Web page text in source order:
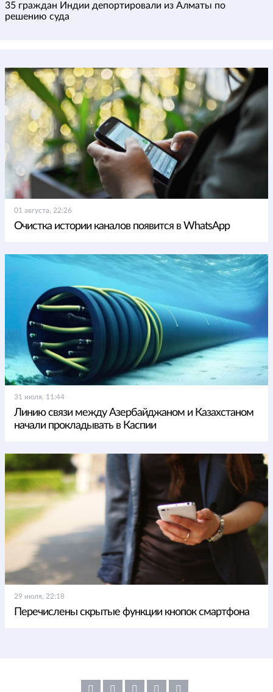
35 граждан Индии депортировали из Алматы по
решению суда
01 августа, 22:26
Очистка истории каналов появится в WhatsApp
31 июля, 11:44
Линию связи между Азербайджаном и Казахстаном
начали прокладывать в Каспии
29 июля, 22:18
Перечислены скрытые функции кнопок смартфона